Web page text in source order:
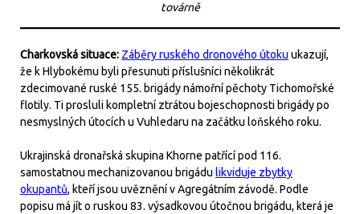
továrně
Charkovská situace: Záběry ruského dronového útoku ukazují,
že k Hlybokému byli přesunuti příslušníci několikrát
zdecimované ruské 155. brigády námořní pěchoty Tichomořské
flotily. Ti prosluli kompletní ztrátou bojeschopnosti brigády po
nesmyslných útocích u Vuhledaru na začátku loňského roku.
Ukrajinská dronařská skupina Khorne patřící pod 116.
samostatnou mechanizovanou brigádu likviduje zbytky
okupantů, kteří jsou uvěznění v Agregátním závodě. Podle
popisu má jít o ruskou 83. výsadkovou útočnou brigádu, která je